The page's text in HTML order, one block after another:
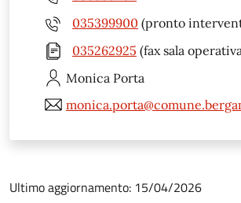
035399900 (pronto
035262925 (fax sala
Monica Porta
Ultimo aggiornamento: 15/04/2026